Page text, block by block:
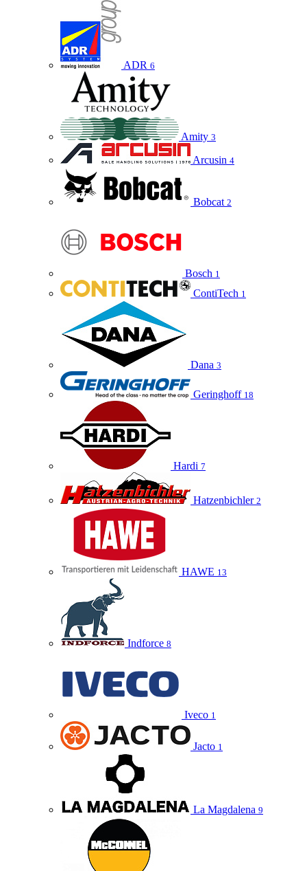
ADR 6
Amity 3
Arcusin 4
Bobcat 2
Bosch 1
ContiTech 1
Dana 3
Geringhoff 18
Hardi 7
Hatzenbichler 2
HAWE 13
Indforce 8
Iveco 1
Jacto 1
La Magdalena 9